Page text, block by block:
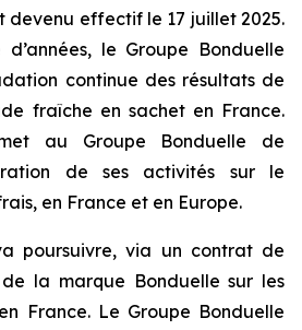
devenu effectif le 17 juillet 2025.
le Groupe Bonduelle
continue des résultats de
fraîche en sachet en France.
au Groupe Bonduelle de
de ses activités sur le
en France et en Europe.
poursuivre, via un contrat de
de la marque Bonduelle sur les
France. Le Groupe Bonduelle